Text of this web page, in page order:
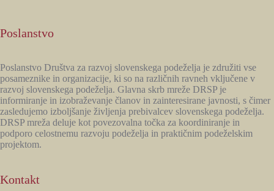
Poslanstvo
Poslanstvo Društva za razvoj slovenskega podeželja je združiti vse
posameznike in organizacije, ki so na različnih ravneh vključene v
razvoj slovenskega podeželja. Glavna skrb mreže DRSP je
informiranje in izobraževanje članov in zainteresirane javnosti, s čimer
zasledujemo izboljšanje življenja prebivalcev slovenskega podeželja.
DRSP mreža deluje kot povezovalna točka za koordiniranje in
podporo celostnemu razvoju podeželja in praktičnim podeželskim
projektom.
Kontakt